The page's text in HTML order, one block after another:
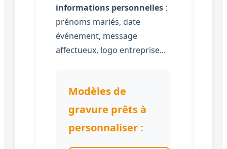
informations personnelles:
prénoms mariés, date
événement, message
affectueux, logo entreprise...
Modèles de
gravure prêts à
personnaliser :